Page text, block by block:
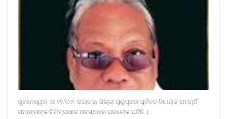
ଭୁବନେଶ୍ୱର, ତା.୧୨/୦୬: ରାୟଗଡା ଜିଲ୍ଲା ଗୁଣୁପୁରର ପୂର୍ବତନ ବିଧାୟକ ରାମମୂର୍ତି
ଗମାଙ୍ଗଙ୍କ ଚିକିତ୍ସାଧୀନ ଅବସ୍ଥାରେ ପରଲୋକ ଘଟିଛି ।…